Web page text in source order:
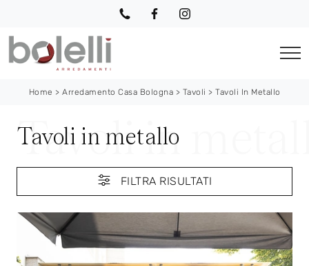
Home > Arredamento Casa Bologna > Tavoli > Tavoli In Metallo
Tavoli in metallo
FILTRA RISULTATI